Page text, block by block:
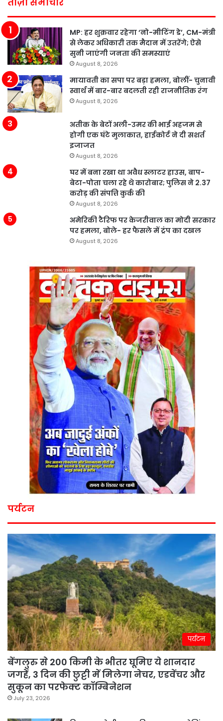
MP: हर शुक्रवार रहेगा ‘नो-मीटिंग डे’, CM-मंत्री
से लेकर अधिकारी तक मैदान में उतरेंगे; ऐसे
सुनी जाएंगी जनता की समस्याएं
August 8, 2026
मायावती का सपा पर बड़ा हमला, बोलीं- चुनावी
स्वार्थ में बार-बार बदलती रही राजनीतिक रंग
August 8, 2026
अतीक के बेटों अली-उमर की भाई अहजम से
होगी एक घंटे मुलाकात, हाईकोर्ट ने दी सशर्त
इजाजत
August 8, 2026
घर में बना रखा था अवैध स्लाटर हाउस, बाप-
बेटा-पोता चला रहे थे कारोबार; पुलिस ने 2.37
करोड़ की संपत्ति कुर्क की
August 8, 2026
अमेरिकी टैरिफ पर केजरीवाल का मोदी सरकार
पर हमला, बोले- हर फैसले में ट्रंप का दखल
August 8, 2026
पर्यटन
पर्यटन
बेंगलुरु से 200 किमी के भीतर घूमिए ये शानदार
जगहें, 3 दिन की छुट्टी में मिलेगा नेचर, एडवेंचर और
सुकून का परफेक्ट कॉम्बिनेशन
July 23, 2026